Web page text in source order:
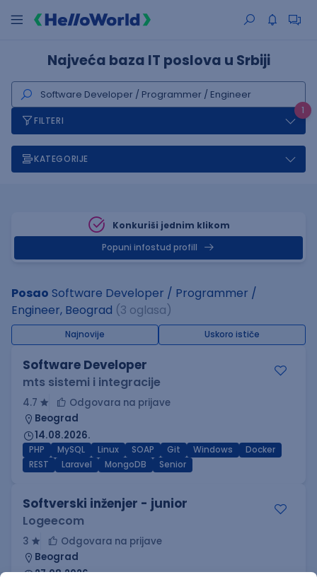
Najveća baza IT poslova u Srbiji
1
FILTERI
KATEGORIJE
Konkuriši jednim klikom
Popuni infostud profill
Posao Software Developer / Programmer /
Engineer, Beograd (3 oglasa)
Najnovije Uskoro ističe
Software Developer
mts sistemi i integracije
4.7
Odgovara na prijave
Beograd
14.08.2026.
PHP MySQL Linux SOAP Git Windows
Docker
REST
Laravel MongoDB Senior
Softverski inženjer - junior
Logeecom
3
Odgovara na prijave
Beograd
27.08.2026.